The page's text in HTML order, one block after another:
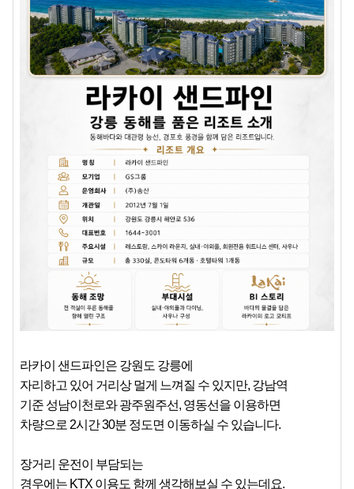
라카이 샌드파인은 강원도 강릉에
자리하고 있어 거리상 멀게 느껴질 수 있지만, 강남역
기준 성남이천로와 광주원주선, 영동선을 이용하면
차량으로 2시간 30분 정도면 이동하실 수 있습니다.
장거리 운전이 부담되는
경우에는 KTX 이용도 함께 생각해보실 수 있는데요.